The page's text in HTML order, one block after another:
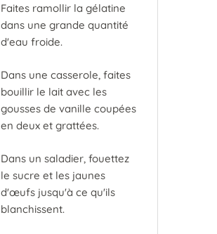
Faites ramollir la gélatine
dans une grande quantité
d'eau froide.
Dans une casserole, faites
bouillir le lait avec les
gousses de vanille coupées
en deux et grattées.
Dans un saladier, fouettez
le sucre et les jaunes
d'œufs jusqu'à ce qu'ils
blanchissent.